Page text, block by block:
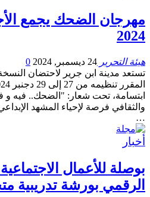
مهرجان الضحك يجمع
2024
هيئة التحرير 24 ديسمبر, 2024
0
تستعد مدينة ابن جرير لاحتضان
ابتسامة، تحت شعار: "الضحك.. فيه و
والثقافي فرصة لإحياء المشهد
…
أخبار
بوصلة للأعمال
الرقمي بورشة تدريبية